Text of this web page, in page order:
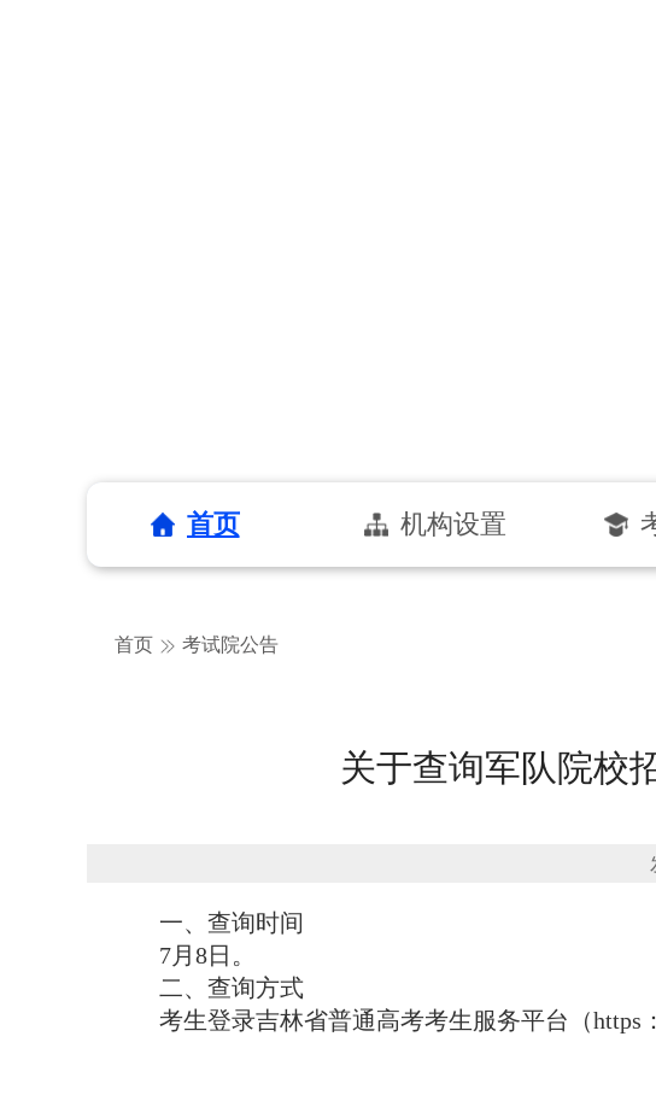
首页 机构设置
首页 考试院公告
关于查询军队院校
一、查询时间
7月8日。
二、查询方式
考生登录吉林省普通高考考生服务平台（https：